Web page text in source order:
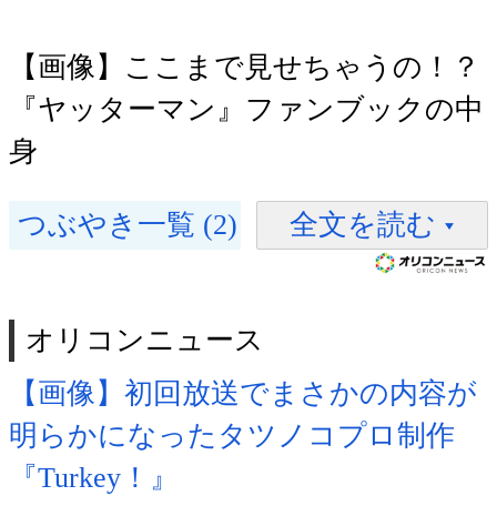
【画像】ここまで見せちゃうの！？
『ヤッターマン』ファンブックの中
身
つぶやき一覧 (2) 全文を読む
オリコンニュース
【画像】初回放送でまさかの内容が
明らかになったタツノコプロ制作
『Turkey！』